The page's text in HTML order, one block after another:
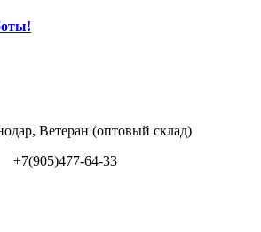
Ветеран (оптовый склад)
64-33